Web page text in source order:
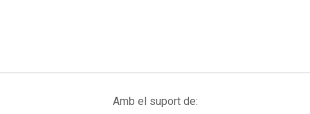
Amb el suport de: